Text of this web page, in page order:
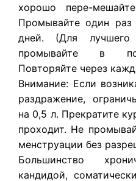
хорошо пере-
Промывайте один
дней. (Для лучшего
промывайте в
Повторяйте через
Внимание: Если
раздражение,
на 0,5 л. Прекратите
проходит. Не
менструации без
Большинство
кандидой,